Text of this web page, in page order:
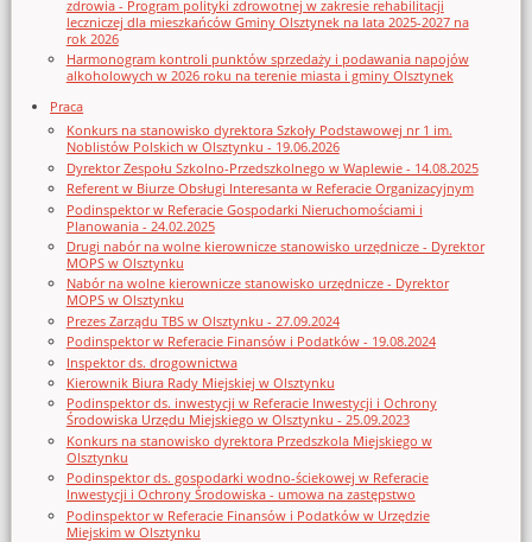
zdrowia - Program polityki zdrowotnej w zakresie rehabilitacji
leczniczej dla mieszkańców Gminy Olsztynek na lata 2025-2027 na
rok 2026
Harmonogram kontroli punktów sprzedaży i podawania napojów
alkoholowych w 2026 roku na terenie miasta i gminy Olsztynek
Praca
Konkurs na stanowisko dyrektora Szkoły Podstawowej nr 1 im.
Noblistów Polskich w Olsztynku - 19.06.2026
Dyrektor Zespołu Szkolno-Przedszkolnego w Waplewie - 14.08.2025
Referent w Biurze Obsługi Interesanta w Referacie Organizacyjnym
Podinspektor w Referacie Gospodarki Nieruchomościami i
Planowania - 24.02.2025
Drugi nabór na wolne kierownicze stanowisko urzędnicze - Dyrektor
MOPS w Olsztynku
Nabór na wolne kierownicze stanowisko urzędnicze - Dyrektor
MOPS w Olsztynku
Prezes Zarządu TBS w Olsztynku - 27.09.2024
Podinspektor w Referacie Finansów i Podatków - 19.08.2024
Inspektor ds. drogownictwa
Kierownik Biura Rady Miejskiej w Olsztynku
Podinspektor ds. inwestycji w Referacie Inwestycji i Ochrony
Środowiska Urzędu Miejskiego w Olsztynku - 25.09.2023
Konkurs na stanowisko dyrektora Przedszkola Miejskiego w
Olsztynku
Podinspektor ds. gospodarki wodno-ściekowej w Referacie
Inwestycji i Ochrony Środowiska - umowa na zastępstwo
Podinspektor w Referacie Finansów i Podatków w Urzędzie
Miejskim w Olsztynku